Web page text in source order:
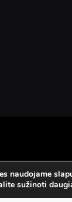
MUMS
naudojame
sužinoti